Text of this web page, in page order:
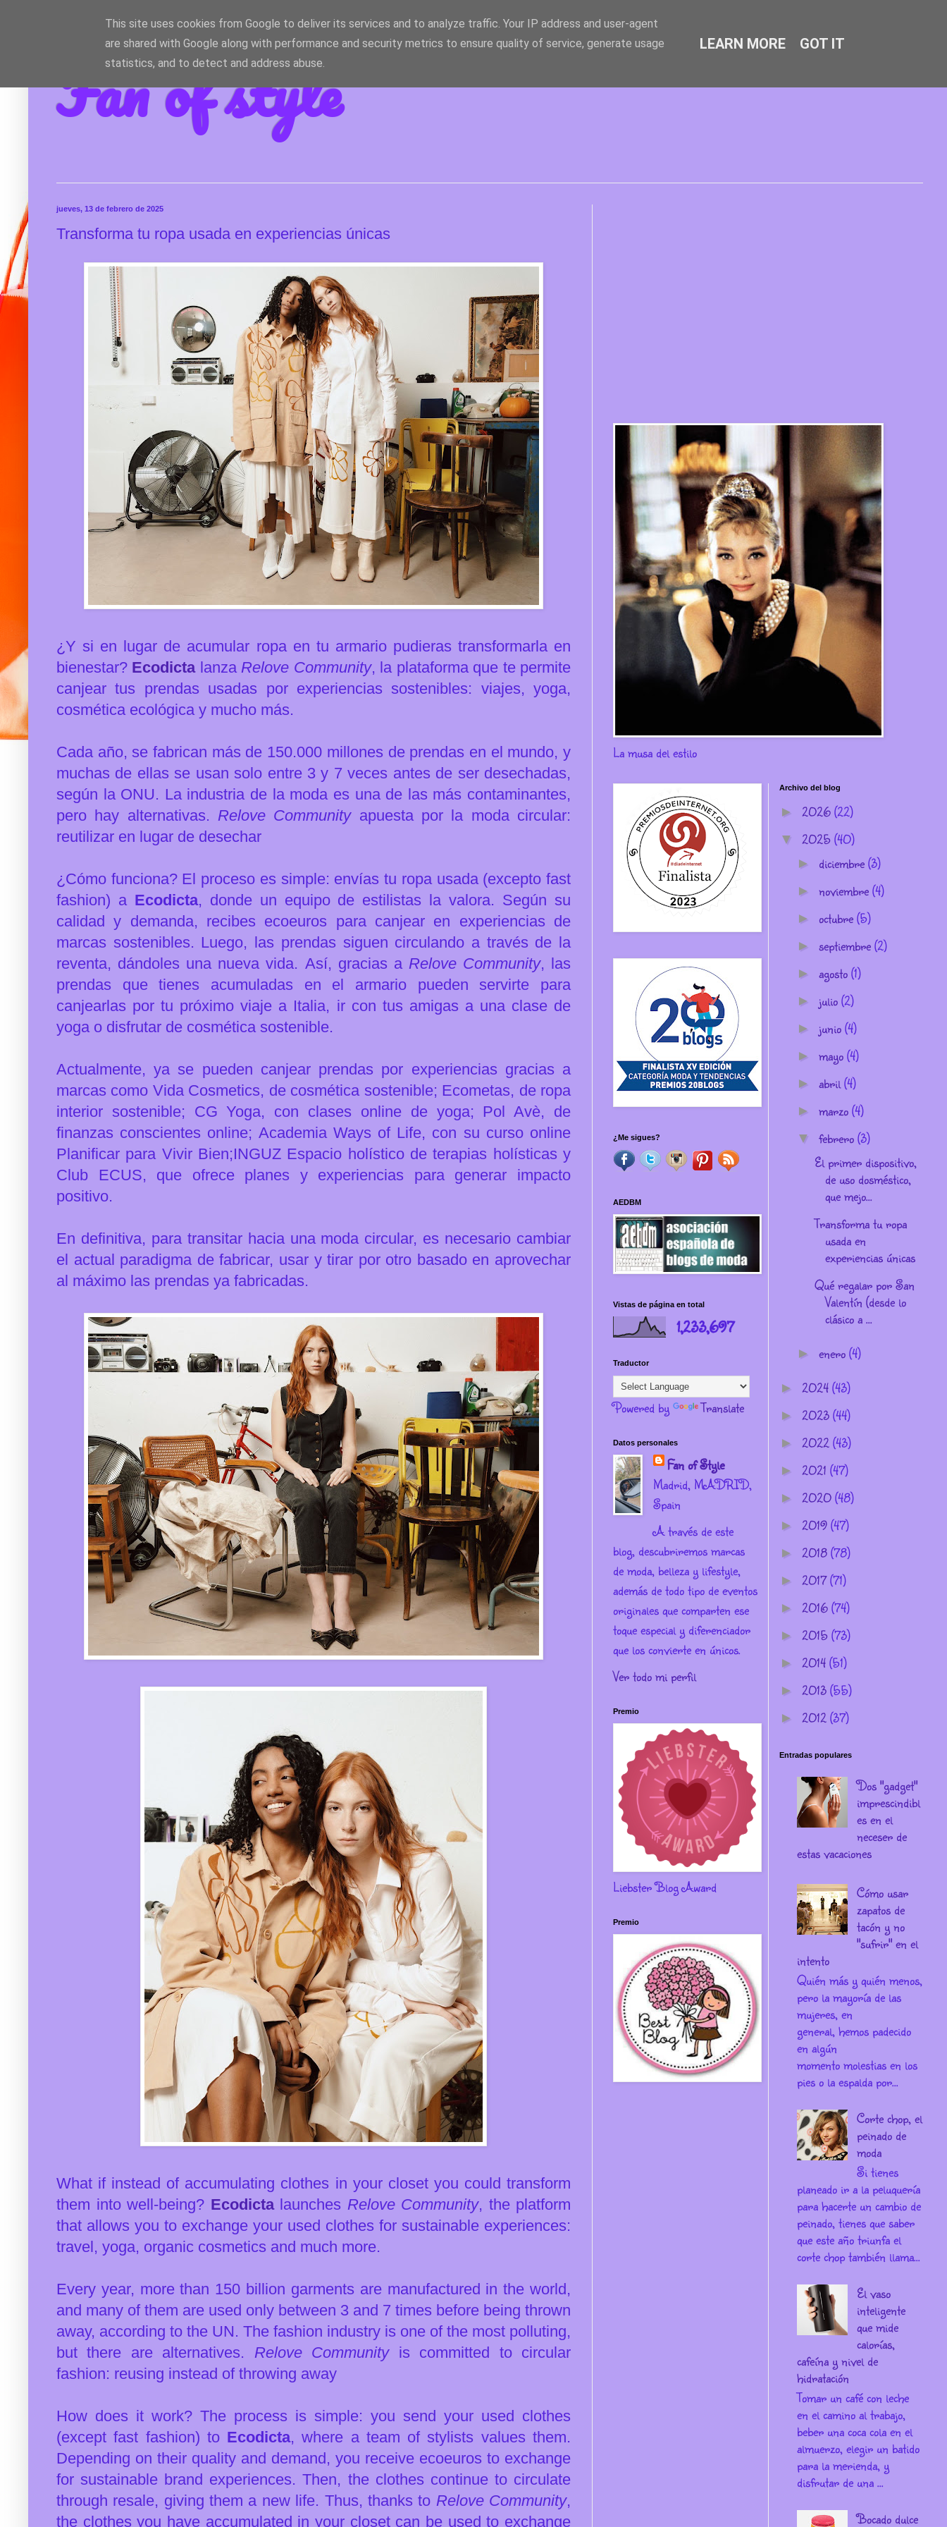
Fan of style
jueves, 13 de febrero de 2025
Transforma tu ropa usada en experiencias únicas
¿Y si en lugar de acumular ropa en tu armario pudieras transformarla en
bienestar? Ecodicta lanza Relove Community, la plataforma que te permite
canjear tus prendas usadas por experiencias sostenibles: viajes, yoga,
cosmética ecológica y mucho más.
Cada año, se fabrican más de 150.000 millones de prendas en el mundo, y
muchas de ellas se usan solo entre 3 y 7 veces antes de ser desechadas,
según la ONU. La industria de la moda es una de las más contaminantes,
pero hay alternativas. Relove Communityapuesta por la moda circular:
reutilizar en lugar de desechar
¿Cómo funciona? El proceso es simple: envías tu ropa usada (excepto fast
fashion) a Ecodicta, donde un equipo de estilistas la valora. Según su
calidad y demanda, recibes ecoeuros para canjear en experiencias de
marcas sostenibles. Luego, las prendas siguen circulando a través de la
reventa, dándoles una nueva vida. Así, gracias a Relove Community, las
prendas que tienes acumuladas en el armario pueden servirte para
canjearlas por tu próximo viaje a Italia, ir con tus amigas a una clase de
yoga o disfrutar de cosmética sostenible.
Actualmente, ya se pueden canjear prendas por experiencias gracias a
marcas como Vida Cosmetics, de cosmética sostenible; Ecometas, de ropa
interior sostenible; CG Yoga, con clases online de yoga; Pol Avè, de
finanzas conscientes online; Academia Ways of Life, con su curso online
Planificar para Vivir Bien;INGUZ Espacio holístico de terapias holísticas y
Club ECUS, que ofrece planes y experiencias para generar impacto
positivo.
En definitiva, para transitar hacia una moda circular, es necesario cambiar
el actual paradigma de fabricar, usar y tirar por otro basado en aprovechar
al máximo las prendas ya fabricadas.
What if instead of accumulating clothes in your closet you could transform
them into well-being? Ecodicta launches Relove Community, the platform
that allows you to exchange your used clothes for sustainable experiences:
travel, yoga, organic cosmetics and much more.
Every year, more than 150 billion garments are manufactured in the world,
and many of them are used only between 3 and 7 times before being thrown
away, according to the UN. The fashion industry is one of the most polluting,
but there are alternatives. Relove Communityis committed to circular
fashion: reusing instead of throwing away
How does it work? The process is simple: you send your used clothes
(except fast fashion) to Ecodicta, where a team of stylists values ​​them.
Depending on their quality and demand, you receive ecoeuros to exchange
for sustainable brand experiences. Then, the clothes continue to circulate
through resale, giving them a new life. Thus, thanks to Relove Community,
the clothes you have accumulated in your closet can be used to exchange
La musa del estilo
¿Me sigues?
AEDBM
Vistas de página en total
1,233,697
Traductor
Powered by Translate
Datos personales
Fan of Style
Madrid, MADRID,
Spain
A través de este
blog, descubriremos marcas
de moda, belleza y lifestyle,
además de todo tipo de eventos
originales que comparten ese
toque especial y diferenciador
que los convierte en únicos.
Ver todo mi perfil
Premio
Liebster Blog Award
Premio
Archivo del blog
► 2026(22)
▼ 2025(40)
► diciembre(3)
► noviembre(4)
► octubre(5)
► septiembre(2)
► agosto(1)
► julio(2)
► junio(4)
► mayo(4)
► abril(4)
► marzo(4)
▼ febrero(3)
El primer dispositivo,
de uso dosméstico,
que mejo...
Transforma tu ropa
usada en
experiencias únicas
Qué regalar por San
Valentín (desde lo
clásico a ...
► enero(4)
► 2024(43)
► 2023(44)
► 2022(43)
► 2021 (47)
► 2020(48)
► 2019(47)
► 2018(78)
► 2017(71)
► 2016(74)
► 2015(73)
► 2014(51)
► 2013(55)
► 2012(37)
Entradas populares
Dos "gadget"
imprescindibl
es en el
neceser de
estas vacaciones
Cómo usar
zapatos de
tacón y no
"sufrir" en el
intento
Quién más y quién menos,
pero la mayoría de las
mujeres, en
general, hemos padecido
en algún
momento molestias en los
pies o la espalda por...
Corte chop, el
peinado de
moda
Si tienes
planeado ir a la peluquería
para hacerte un cambio de
peinado, tienes que saber
que este año triunfa el
corte chop también llama...
El vaso
inteligente
que mide
calorías,
cafeína y nivel de
hidratación
Tomar un café con leche
en el camino al trabajo,
beber una coca cola en el
almuerzo, elegir un batido
para la merienda, y
disfrutar de una ...
Bocado dulce
This site uses cookies from Google to deliver its services and to analyze traffic. Your IP address and user-agent
are shared with Google along with performance and security metrics to ensure quality of service, generate usage
statistics, and to detect and address abuse.
LEARN MORE GOT IT